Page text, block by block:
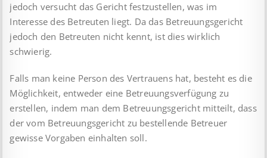
jedoch versucht das Gericht festzustellen, was im
Interesse des Betreuten liegt. Da das Betreuungsgericht
jedoch den Betreuten nicht kennt, ist dies wirklich
schwierig.
Falls man keine Person des Vertrauens hat, besteht es die
Möglichkeit, entweder eine Betreuungsverfügung zu
erstellen, indem man dem Betreuungsgericht mitteilt, dass
der vom Betreuungsgericht zu bestellende Betreuer
gewisse Vorgaben einhalten soll.